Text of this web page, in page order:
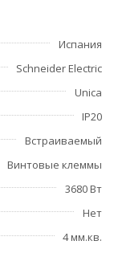
Испания
Schneider Electric
Unica
IP20
Встраиваемый
Винтовые клеммы
3680 Вт
Нет
4 мм.кв.